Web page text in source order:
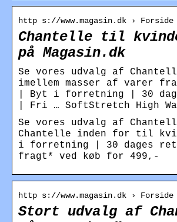
http s://www.magasin.dk › Forside
Chantelle til
på Magasin.dk
Se vores udvalg af
imellem masser af varer
| Byt i forretning | 30
| Fri … SoftStretch High
Se vores udvalg af
Chantelle inden for til
i forretning | 30 dages
fragt* ved køb for 499,-
http s://www.magasin.dk › Forside
Stort udvalg af